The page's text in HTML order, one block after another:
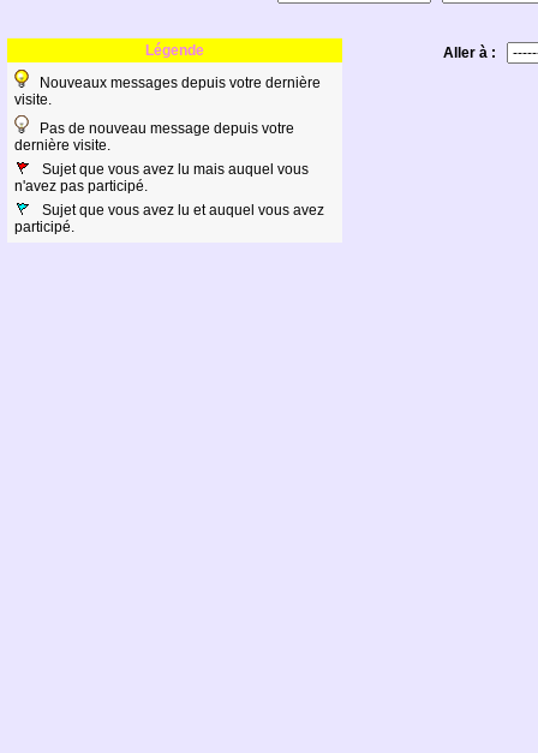
Légende
Nouveaux messages depuis votre dernière
visite.
Pas de nouveau message depuis votre
dernière visite.
Sujet que vous avez lu mais auquel vous
n'avez pas participé.
Sujet que vous avez lu et auquel vous avez
participé.
Aller à :